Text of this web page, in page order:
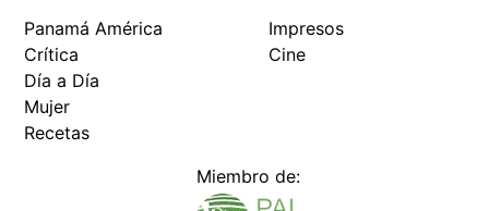
Panamá América
Crítica
Día a Día
Mujer
Recetas
Impresos
Cine
Miembro de: